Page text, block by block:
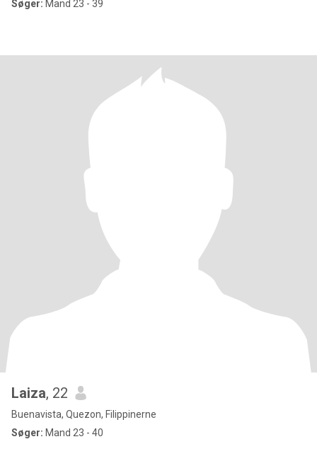
Søger: Mand 23 - 39
Laiza, 22
Buenavista, Quezon, Filippinerne
Søger: Mand 23 - 40